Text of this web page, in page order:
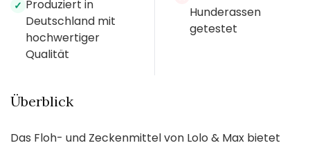
✓ Produziert in
Deutschland mit
hochwertiger
Qualität
Hunderassen
getestet
Überblick
Das Floh- und Zeckenmittel von Lolo & Max bietet